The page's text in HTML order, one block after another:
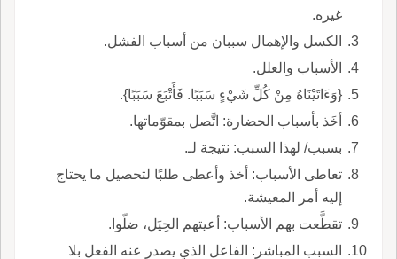
غيره.
الكسل والإهمال سببان من أسباب الفشل.
الأسباب والعلل.
{وَءَاتَيْنَاهُ مِنْ كُلِّ شَيْءٍ سَبَبًا. فَأَتْبَعَ سَبَبًا}.
أخَذ بأسباب الحضارة: اتَّصل بمقوّماتها.
بسبب/ لهذا السبب: نتيجة لـ.
تعاطى الأسباب: أخذ وأعطى طلبًا لتحصيل ما يحتاج
إليه أمر المعيشة.
تقطَّعت بهم الأسباب: أعيتهم الحِيَل، ضلّوا.
السبب المباشر: الفاعل الذي يصدر عنه الفعل بلا